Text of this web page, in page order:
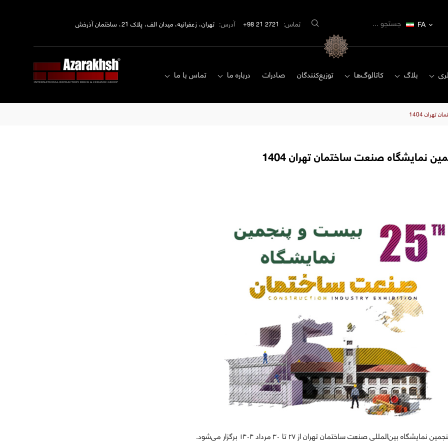
FA تماس: 2721 21 98+ آدرس: تهران، زعفرانیه، میدان الف، پلاک 21، ساختمان آذرخش
بلاگ کاتالوگ‌ها توزیع‌کنندگان صادرات درباره ما
تماس با ما
1404
نمایشگاه صنعت ساختمان تهران 1404
بین‌المللی صنعت ساختمان تهران از ۲۷ تا ۳۰ مرداد ۱۴۰۴ برگزار می‌شود.